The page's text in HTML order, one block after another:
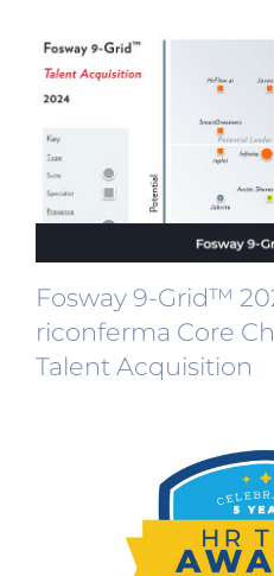
Fosway 9-Grid™
riconferma Core
Talent Acquisition